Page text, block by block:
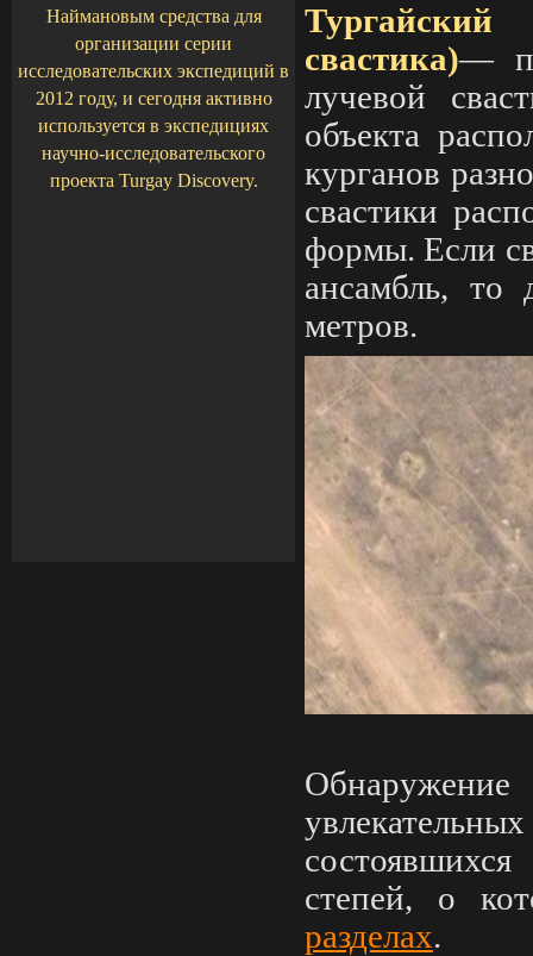
Наймановым средства для
организации серии
исследовательских экспедиций в
2012 году, и сегодня активно
используется в экспедициях
научно-исследовательского
проекта Turgay Discovery.
Тургайский
свастика)—
лучевой
объекта
курганов
свастики
формы. Если
ансамбль, то
метров.
степей, о
разделах.